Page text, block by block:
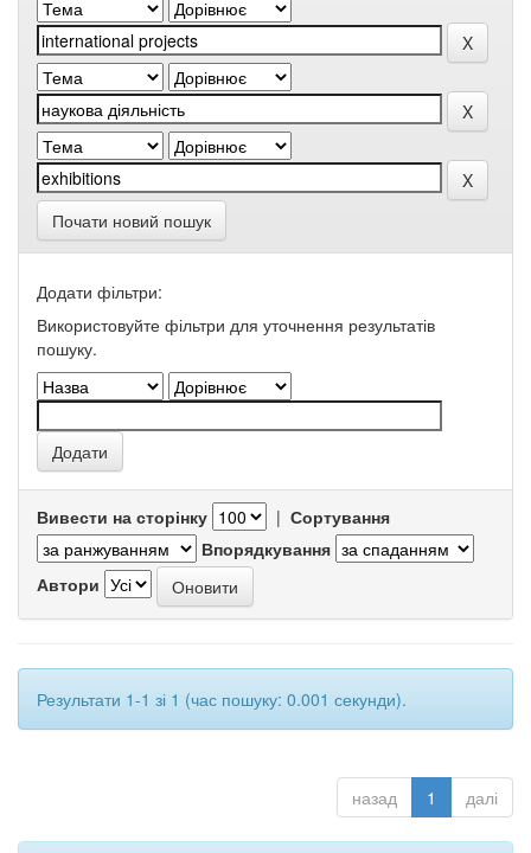
Почати новий пошук
Додати фільтри:
Використовуйте фільтри для уточнення результатів
пошуку.
Вивести на сторінку | Сортування
Впорядкування
Автори
Результати 1-1 зі 1 (час пошуку: 0.001 секунди).
назад 1 далі